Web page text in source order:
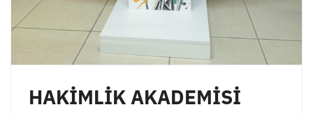
HAKİMLİK AKADEMİSİ